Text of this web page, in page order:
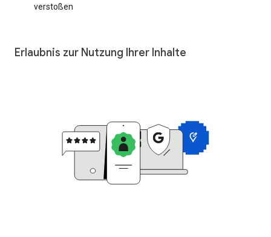
verstoßen
Erlaubnis zur Nutzung Ihrer Inhalte